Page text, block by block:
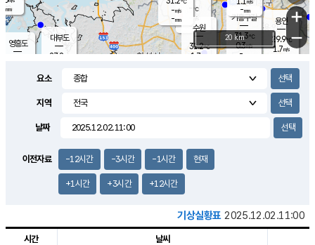
mm
영흥도
용인
29.9℃
1.7m/s
1.5m/s
대부도
27.8
- ℃
m/s
mm
기흥구갈
31.3℃
0.3m/s
-
-m/s
-mm
-mm
수원
31.2℃
1.7 m/s
+
−
20 km
요소
지역
날짜
이전자료 -12시간 -3시간 -1시간 현재
+1시간 +3시간 +12시간
기상실황표 2025.12.02.11:00
시간 날씨